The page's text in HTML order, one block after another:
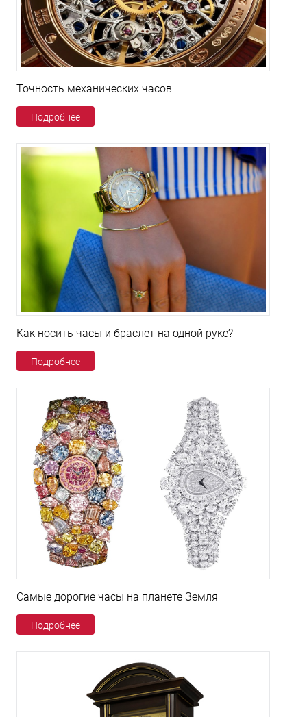
Точность механических часов
Подробнее
Как носить часы и браслет на одной руке?
Подробнее
Самые дорогие часы на планете Земля
Подробнее